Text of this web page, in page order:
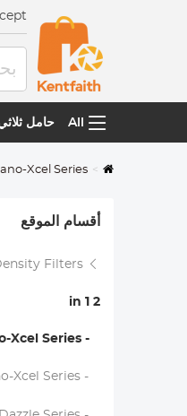
All حامل
Xcel Series
أقسام الموقع
Neutral Density Filters
2 in 1